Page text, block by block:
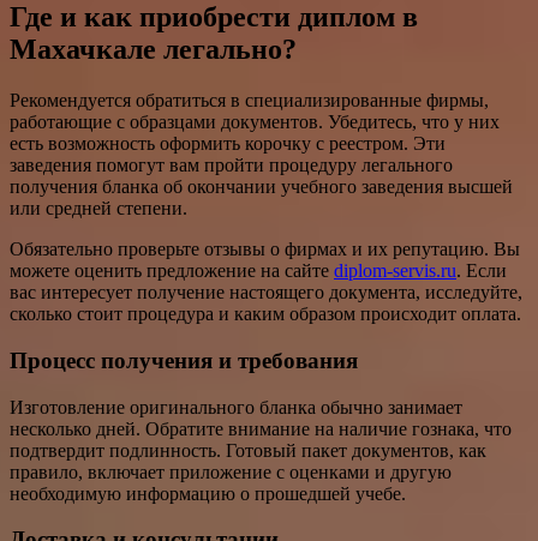
Где и как приобрести диплом в
Махачкале легально?
Рекомендуется обратиться в специализированные фирмы,
работающие с образцами документов. Убедитесь, что у них
есть возможность оформить корочку с реестром. Эти
заведения помогут вам пройти процедуру легального
получения бланка об окончании учебного заведения высшей
или средней степени.
Обязательно проверьте отзывы о фирмах и их репутацию. Вы
можете оценить предложение на сайте diplom-servis.ru. Если
вас интересует получение настоящего документа, исследуйте,
сколько стоит процедура и каким образом происходит оплата.
Процесс получения и требования
Изготовление оригинального бланка обычно занимает
несколько дней. Обратите внимание на наличие гознака, что
подтвердит подлинность. Готовый пакет документов, как
правило, включает приложение с оценками и другую
необходимую информацию о прошедшей учебе.